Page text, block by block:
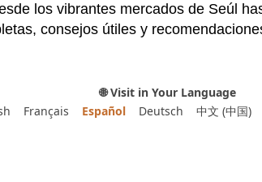
los vibrantes mercados de Seúl
consejos útiles y
🌐 Visit in Your Language
Français Español Deutsch 中文 (中国)